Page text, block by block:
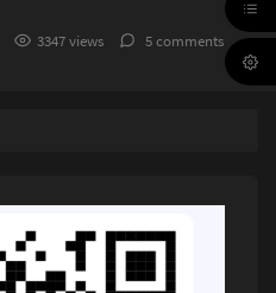
3347 views
5 comments